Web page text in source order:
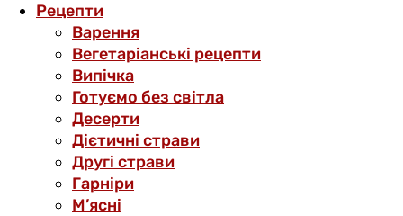
Рецепти
Варення
Вегетаріанські рецепти
Випічка
Готуємо без світла
Десерти
Дієтичні страви
Другі страви
Гарніри
М’ясні